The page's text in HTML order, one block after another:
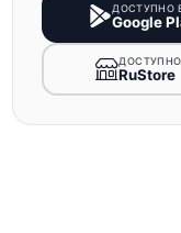
ДОСТУПНО
Google
RuStore